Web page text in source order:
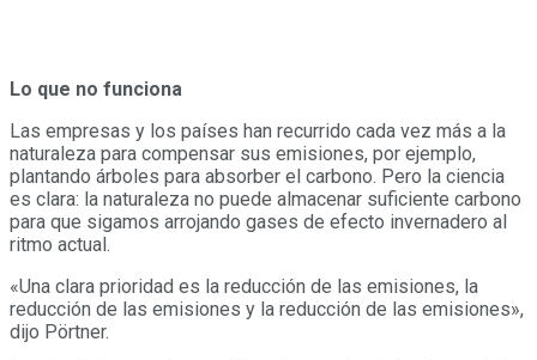
Lo que no funciona
Las empresas y los países han recurrido cada vez más a la
naturaleza para compensar sus emisiones, por ejemplo,
plantando árboles para absorber el carbono. Pero la ciencia
es clara: la naturaleza no puede almacenar suficiente carbono
para que sigamos arrojando gases de efecto invernadero al
ritmo actual.
«Una clara prioridad es la reducción de las emisiones, la
reducción de las emisiones y la reducción de las emisiones»,
dijo Pörtner.